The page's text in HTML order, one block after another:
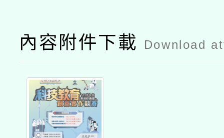
內容附件下載 Download